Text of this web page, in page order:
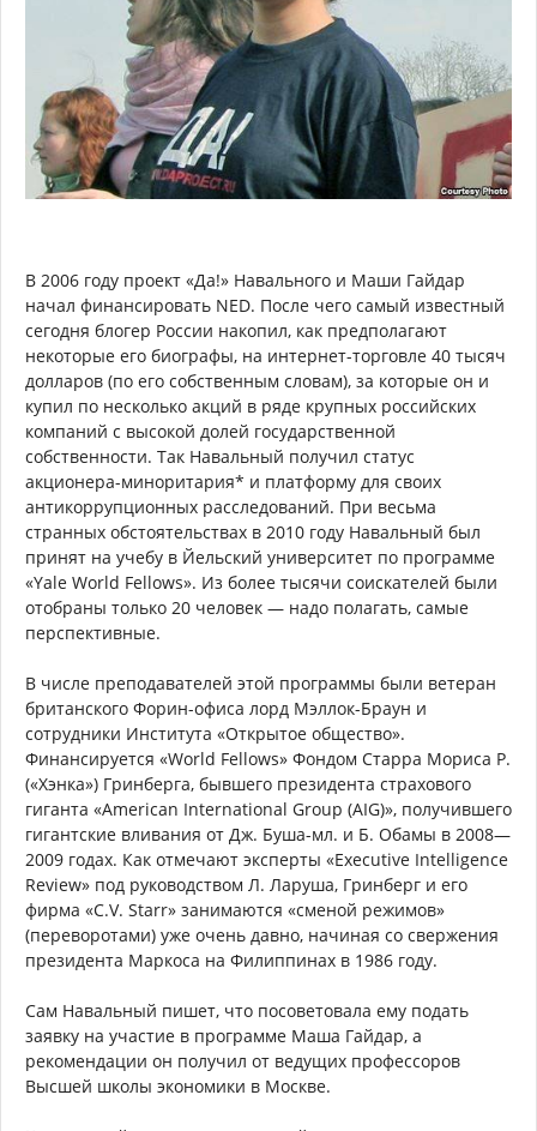
В 2006 году проект «Да!» Навального и Маши Гайдар
начал финансировать NED. После чего самый известный
сегодня блогер России накопил, как предполагают
некоторые его биографы, на интернет-торговле 40 тысяч
долларов (по его собственным словам), за которые он и
купил по несколько акций в ряде крупных российских
компаний с высокой долей государственной
собственности. Так Навальный получил статус
акционера-миноритария* и платформу для своих
антикоррупционных расследований. При весьма
странных обстоятельствах в 2010 году Навальный был
принят на учебу в Йельский университет по программе
«Yale World Fellows». Из более тысячи соискателей были
отобраны только 20 человек — надо полагать, самые
перспективные.
В числе преподавателей этой программы были ветеран
британского Форин-офиса лорд Мэллок-Браун и
сотрудники Института «Открытое общество».
Финансируется «World Fellows» Фондом Старра Мориса Р.
(«Хэнка») Гринберга, бывшего президента страхового
гиганта «American International Group (AIG)», получившего
гигантские вливания от Дж. Буша-мл. и Б. Обамы в 2008—
2009 годах. Как отмечают эксперты «Executive Intelligence
Review» под руководством Л. Ларуша, Гринберг и его
фирма «C.V. Starr» занимаются «сменой режимов»
(переворотами) уже очень давно, начиная со свержения
президента Маркоса на Филиппинах в 1986 году.
Сам Навальный пишет, что посоветовала ему подать
заявку на участие в программе Маша Гайдар, а
рекомендации он получил от ведущих профессоров
Высшей школы экономики в Москве.